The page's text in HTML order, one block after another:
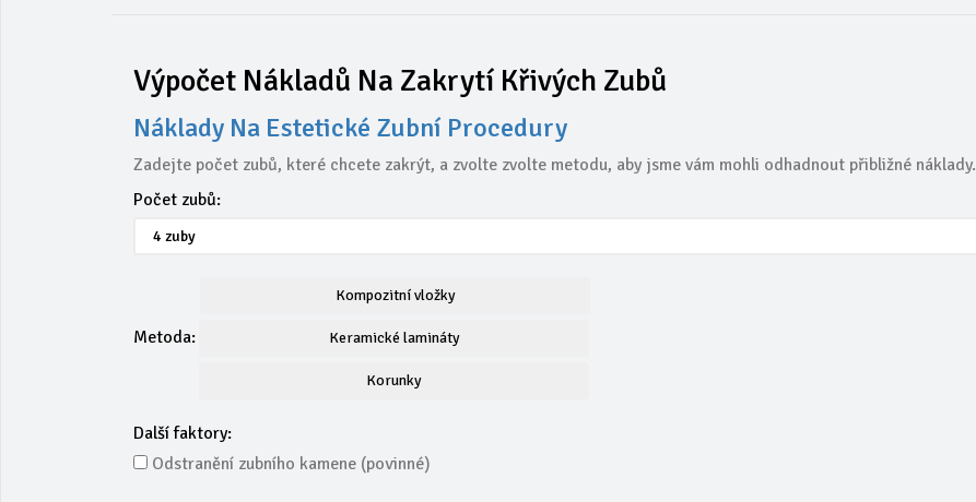
Výpočet Nákladů Na Zakrytí Křivých Zubů
Náklady Na Estetické Zubní Procedury
Zadejte počet zubů, které chcete zakrýt, a zvolte zvolte metodu, aby jsme vám mohli odhadnout přibližné náklady.
Počet zubů:
Metoda:
Kompozitní vložky
Keramické lamináty
Korunky
Další faktory:
Odstranění zubního kamene (povinné)